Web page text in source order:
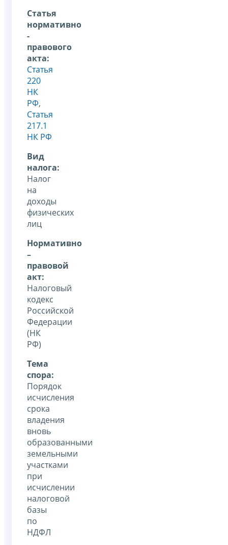
Статья
нормативно
-
правового
акта:
Статья
220
НК
РФ,
Статья
217.1
НК РФ
Вид
налога:
Налог
на
доходы
физических
лиц
Нормативно
–
правовой
акт:
Налоговый
кодекс
Российской
Федерации
(НК
РФ)
Тема
спора:
Порядок
исчисления
срока
владения
вновь
образованными
земельными
участками
при
исчислении
налоговой
базы
по
НДФЛ